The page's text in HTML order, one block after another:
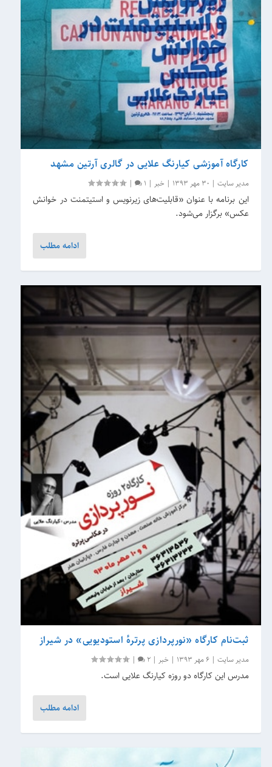
کارگاه آموزشی کیارنگ علایی در گالری آرتین مشهد
مدیر سایت | 30 مهر 1393 | خبر |
1
|
این برنامه با عنوان «قابلیت‌های زیرنویس و استیتمنت در خوانش
عکس» برگزار می‌شود.
ادامه مطلب
ثبت‌نام کارگاه «نور‌پردازی پرترهٔ استودیویی» در شیراز
مدیر سایت |6 مهر 1393 | خبر |
2
|
مدرس این کارگاه دو روزه کیارنگ علایی است.
ادامه مطلب